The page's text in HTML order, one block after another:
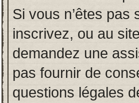
Si vous n’êtes pas
inscrivez, ou au
demandez une
pas fournir de
questions légales